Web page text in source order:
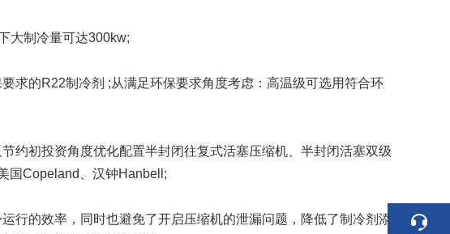
制冷量可达300kw;
的R22制冷剂 ;从满足环保要求角度考虑：高温级可选用符合环
初投资角度优化配置半封闭往复式活塞压缩机、半封闭活塞双级
国Copeland、汉钟Hanbell;
的效率，同时也避免了开启压缩机的泄漏问题，降低了制冷剂添